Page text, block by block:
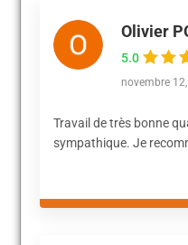
Olivier
5.0
novembre
Travail de très bonne
sympathique. Je